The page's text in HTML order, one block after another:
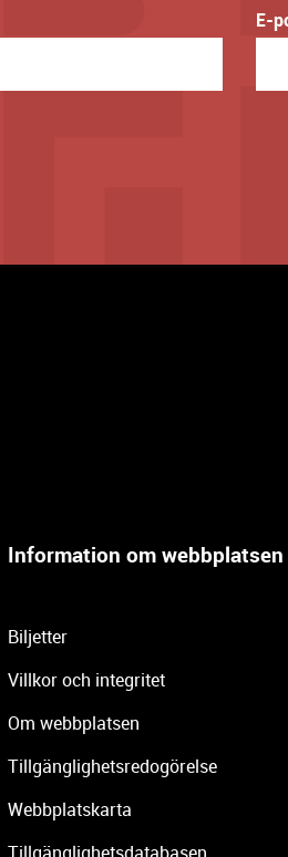
E-
Information om webbplatsen
Biljetter
Villkor och integritet
Om webbplatsen
Tillgänglighetsredogörelse
Webbplatskarta